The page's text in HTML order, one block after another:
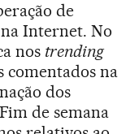
de
Internet. No
nos trending
comentados na
dos
de semana